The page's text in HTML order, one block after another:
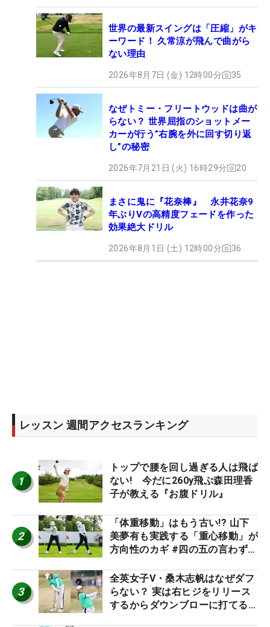
世界の最新スイングは「圧縮」がキ
ーワード！ 久常涼が飛んで曲がら
ない理由
2026年8月7日 (金) 12時00分 35
なぜトミー・フリートウッドは曲が
らない？ 世界屈指のショットメー
カーが行う”右腕を外に回す切り返
し”の秘密
2026年7月21日 (火) 16時29分 20
まさに鬼に『花奈棒』 永井花奈9
年ぶりVの高精度フェードを作った
効果絶大ドリル
2026年8月1日 (土) 12時00分 36
レッスン 週間アクセスランキング
1
トップで腰を回し過ぎる人は飛ば
ない! 今だに260y飛ぶ森田理香
子が教える『お腹ドリル』
2
「体重移動」はもう古い!? 山下
美夢有も実践する「重心移動」が
方向性のカギ #四の五の言わず振
3
全英女子V・桑木志帆はなぜダフ
らない？ 実は右ヒジをリリース
するからダウンブローに打てる #